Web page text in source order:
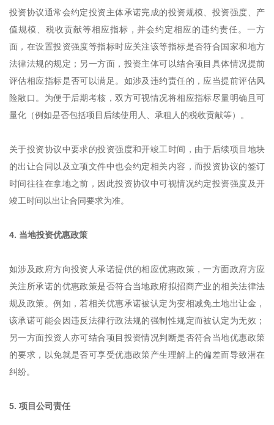
投资协议通常会约定投资主体承诺完成的投资规模、投资强度、产
值规模、税收贡献等相应指标，并会约定相应的违约责任。一方
面，在设置投资强度等指标时应关注该等指标是否符合国家和地方
法律法规的规定；另一方面，投资主体可以结合项目具体情况提前
评估相应指标是否可以满足。如涉及违约责任的，应当提前评估风
险敞口。为便于后期考核，双方可视情况将相应指标尽量明确且可
量化（例如是否包括项目后续使用人、承租人的税收贡献等）。
关于投资协议中要求的投资强度和开竣工时间，由于后续项目地块
的出让合同以及立项文件中也会约定相关内容，而投资协议的签订
时间往往在拿地之前，因此投资协议中可视情况约定投资强度及开
竣工时间以出让合同要求为准。
4. 当地投资优惠政策
如涉及政府方向投资人承诺提供的相应优惠政策，一方面政府方应
关注所承诺的优惠政策是否符合当地政府拟招商产业的相关法律法
规及政策。例如，若相关优惠承诺被认定为变相减免土地出让金，
该承诺可能会因违反法律行政法规的强制性规定而被认定为无效；
另一方面投资人亦可结合项目投资情况判断是否符合当地优惠政策
的要求，以免就是否可享受优惠政策产生理解上的偏差而导致潜在
纠纷。
5. 项目公司责任